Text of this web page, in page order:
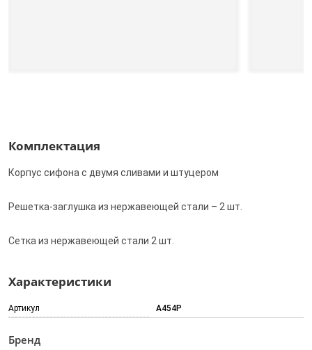
Комплектация
Корпус сифона с двумя сливами и штуцером
Решетка-заглушка из нержавеющей стали – 2 шт.
Сетка из нержавеющей стали 2 шт.
Характеристики
Артикул A454P
Бренд